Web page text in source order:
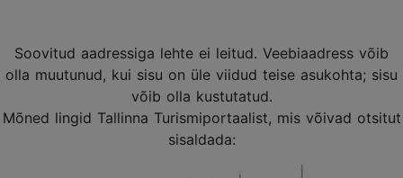
Soovitud aadressiga lehte ei leitud. Veebiaadress võib
olla muutunud, kui sisu on üle viidud teise asukohta; sisu
võib olla kustutatud.
Mõned lingid Tallinna Turismiportaalist, mis võivad otsitut
sisaldada: